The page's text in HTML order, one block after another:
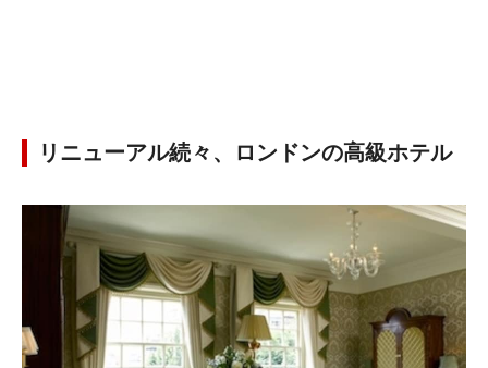
リニューアル続々、ロンドンの高級ホテル